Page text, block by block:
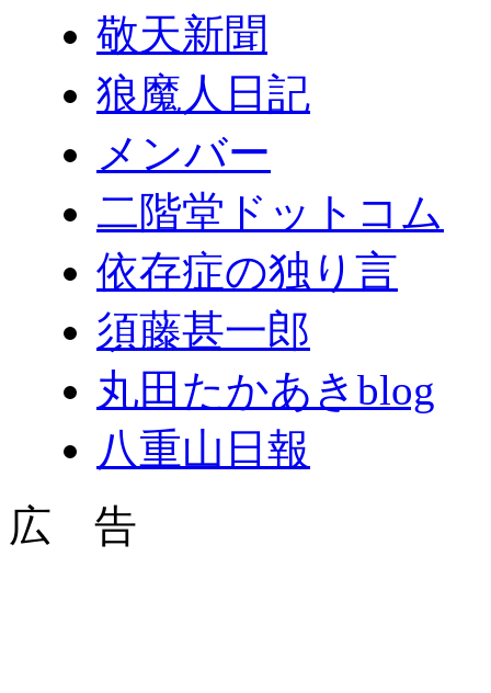
敬天新聞
狼魔人日記
メンバー
二階堂ドットコム
依存症の独り言
須藤甚一郎
丸田たかあきblog
八重山日報
広 告